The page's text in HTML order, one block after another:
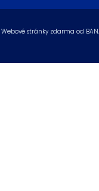
Webové stránky zdarma od